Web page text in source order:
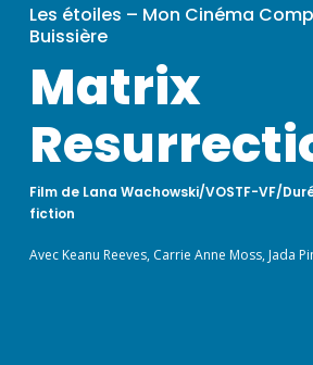
Les étoiles – Mon Cinéma
Buissière
Matrix
Film de Lana Wachowski/VOSTF-VF/
fiction
Avec Keanu Reeves, Carrie Anne Moss, Jada